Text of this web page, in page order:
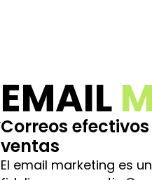
EMAIL
Correos
ventas
El email marketing es